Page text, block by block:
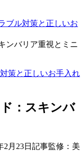
ブル対策と正しいお
ンバリア重視とミニ
策と正しいお手入れ
：スキンバ
2月23日 記事監修：美